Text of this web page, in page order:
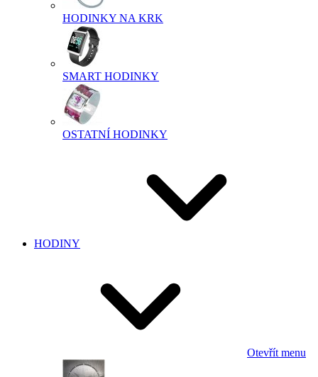
HODINKY NA KRK
SMART HODINKY
OSTATNÍ HODINKY
HODINY
Otevřít menu